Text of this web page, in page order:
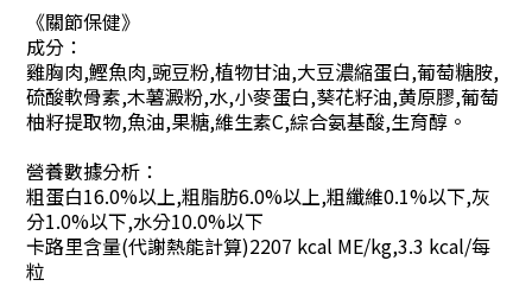
《關節保健》
成分：
雞胸肉,鰹魚肉,豌豆粉,植物甘油,大豆濃縮蛋白,葡萄糖胺,
硫酸軟骨素,木薯澱粉,水,小麥蛋白,葵花籽油,黄原膠,葡萄
柚籽提取物,魚油,果糖,維生素C,綜合氨基酸,生育醇。
營養數據分析：
粗蛋白16.0%以上,粗脂肪6.0%以上,粗纖維0.1%以下,灰
分1.0%以下,水分10.0%以下
卡路里含量(代謝熱能計算)2207 kcal ME/kg,3.3 kcal/每
粒